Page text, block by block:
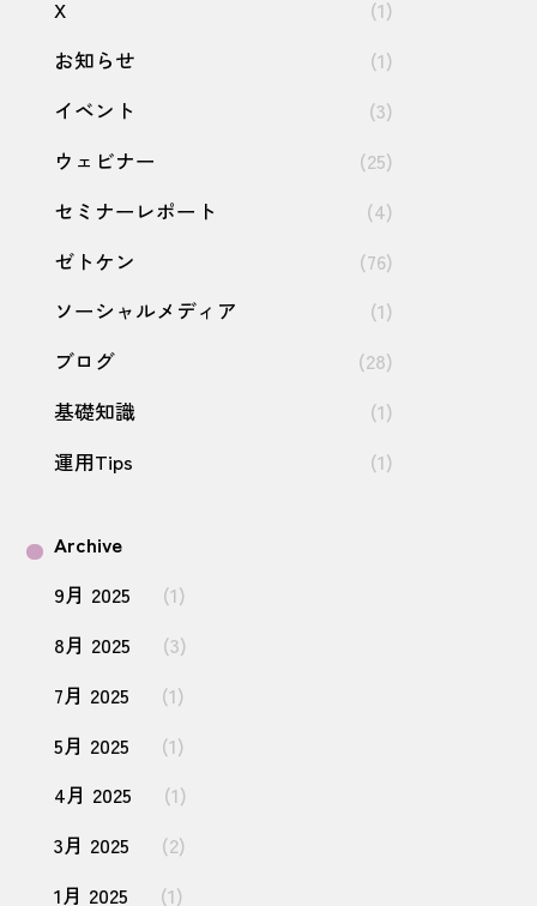
X
(1)
お知らせ
(1)
イベント
(3)
ウェビナー
(25)
セミナーレポート
(4)
ゼトケン
(76)
ソーシャルメディア
(1)
ブログ
(28)
基礎知識
(1)
運用Tips
(1)
Archive
9月 2025
(1)
8月 2025
(3)
7月 2025
(1)
5月 2025
(1)
4月 2025
(1)
3月 2025
(2)
1月 2025
(1)